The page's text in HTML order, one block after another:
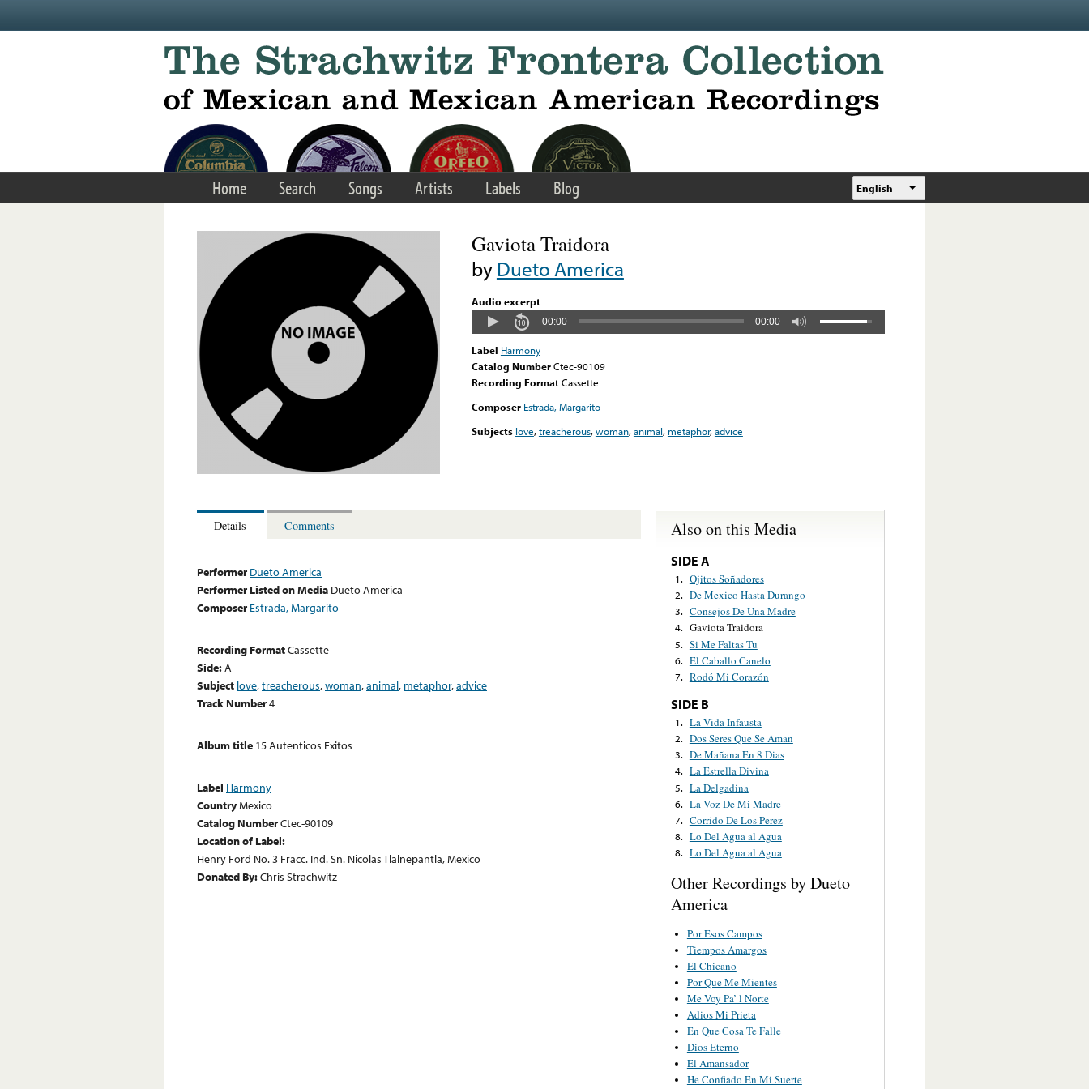
Home Search Songs Artists Labels Blog English
Gaviota Traidora
byDueto America
Audio excerpt
00:00 00:00
Label Harmony
Catalog NumberCtec-90109
Recording FormatCassette
Composer Estrada, Margarito
Subjects love,treacherous,woman,animal, metaphor,advice
Details Comments
Performer Dueto America
Performer Listed on Media Dueto America
Composer Estrada, Margarito
Recording FormatCassette
Side:A
Subject love,treacherous,woman,animal, metaphor,advice
Track Number4
Album title 15 Autenticos Exitos
Label Harmony
CountryMexico
Catalog NumberCtec-90109
Location of Label:
Henry Ford No. 3 Fracc. Ind. Sn. Nicolas Tlalnepantla, Mexico
Donated By:Chris Strachwitz
Also on this Media
SIDE A
1. Ojitos Soñadores
2. De Mexico Hasta Durango
3. Consejos De Una Madre
4. Gaviota Traidora
5. Si Me Faltas Tu
6. El Caballo Canelo
7. Rodó Mi Corazón
SIDE B
1. La Vida Infausta
2. Dos Seres Que Se Aman
3. De Mañana En 8 Dias
4. La Estrella Divina
5. La Delgadina
6. La Voz De Mi Madre
7. Corrido De Los Perez
8. Lo Del Agua al Agua
8. Lo Del Agua al Agua
Other Recordings by Dueto
America
Por Esos Campos
Tiempos Amargos
El Chicano
Por Que Me Mientes
Me Voy Pa’ l Norte
Adios Mi Prieta
En Que Cosa Te Falle
Dios Eterno
El Amansador
He Confiado En Mi Suerte